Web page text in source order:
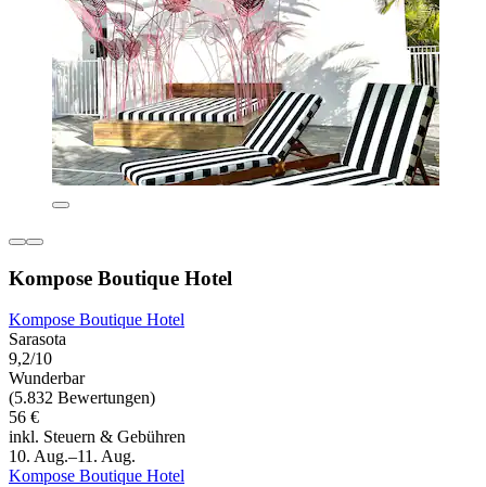
Kompose Boutique Hotel
Kompose Boutique Hotel
Sarasota
9,2/10
Wunderbar
(5.832 Bewertungen)
56 €
inkl. Steuern & Gebühren
10. Aug.–11. Aug.
Kompose Boutique Hotel